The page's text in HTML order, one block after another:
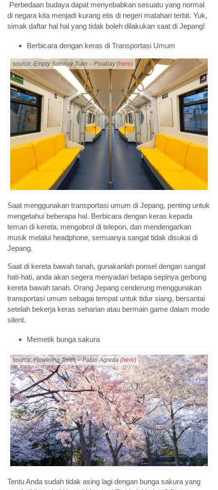
Perbedaan budaya dapat menyebabkan sesuatu yang normal
di negara kita menjadi kurang etis di negeri matahari terbit. Yuk,
simak daftar hal hal yang tidak boleh dilakukan saat di Jepang!
Berbicara dengan keras di Transportasi Umum
source: Empty Subway Train – Pixabay (here)
Saat menggunakan transportasi umum di Jepang, penting untuk
mengetahui beberapa hal. Berbicara dengan keras kepada
teman di kereta, mengobrol di telepon, dan mendengarkan
musik melalui headphone, semuanya sangat tidak disukai di
Jepang.
Saat di kereta bawah tanah, gunakanlah ponsel dengan sangat
hati-hati, anda akan segera menyadari betapa sepinya gerbong
kereta bawah tanah. Orang Jepang cenderung menggunakan
transportasi umum sebagai tempat untuk tidur siang, bersantai
setelah bekerja keras seharian atau bermain game dalam mode
silent.
Memetik bunga sakura
source: Flowering Trees – Pablo Agreda (here)
Tentu Anda sudah tidak asing lagi dengan bunga sakura yang